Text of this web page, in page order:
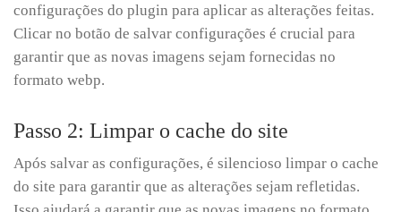
configurações do plugin para aplicar as alterações feitas.
Clicar no botão de salvar configurações é crucial para
garantir que as novas imagens sejam fornecidas no
formato webp.
Passo 2: Limpar o cache do site
Após salvar as configurações, é silencioso limpar o cache
do site para garantir que as alterações sejam refletidas.